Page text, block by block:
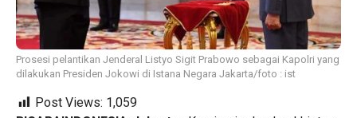
Prosesi pelantikan Jenderal Listyo Sigit Prabowo sebagai Kapolri yang
dilakukan Presiden Jokowi di Istana Negara Jakarta/foto : ist
Post Views: 1,059